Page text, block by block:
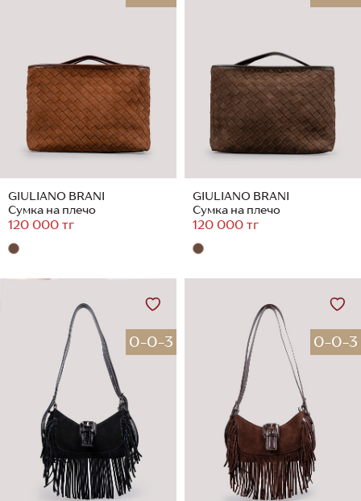
GIULIANO BRANI
Сумка на плечо
120 000 тг
GIULIANO BRANI
Сумка на плечо
120 000 тг
0-0-3 0-0-3